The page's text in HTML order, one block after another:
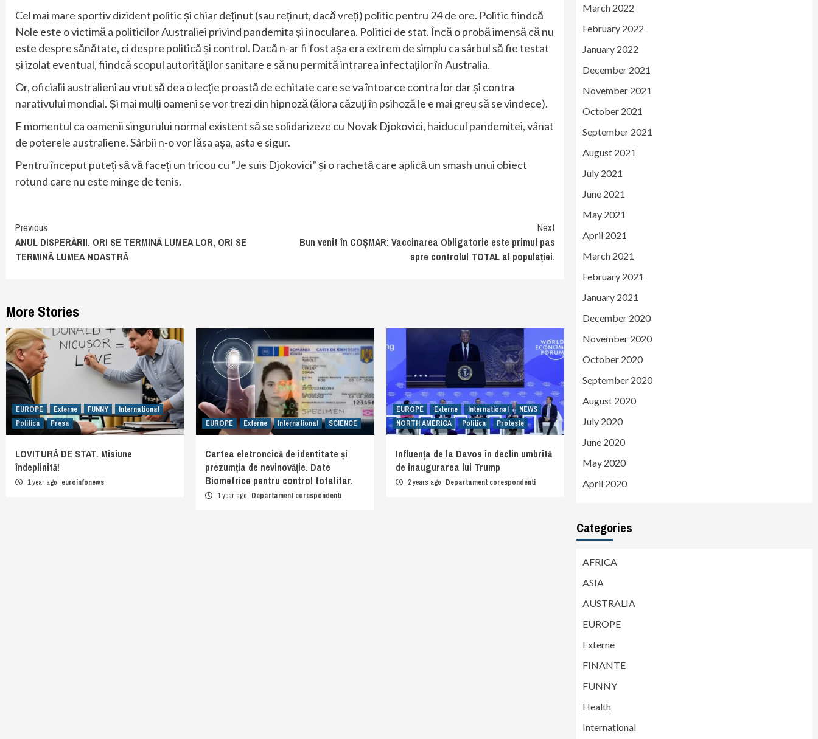
Cel mai mare sportiv dizident politic și chiar deținut (sau reținut, dacă vreți) politic pentru 24 de ore. Politic fiindcă
Nole este o victimă a politicilor Australiei privind pandemita și inocularea. Politici de stat. Încă o probă imensă că nu
este despre sănătate, ci despre politică și control. Dacă n-ar fi fost așa era extrem de simplu ca sârbul să fie testat
și izolat eventual, fiindcă scopul autorităților sanitare e să nu permită intrarea infectaților în Australia.
Or, oficialii australieni au vrut să dea o lecție proastă de echitate care se va întoarce contra lor dar și contra
narativului mondial. Și mai mulți oameni se vor trezi din hipnoză (ălora căzuți în psihoză le e mai greu să se vindece).
E momentul ca oamenii singurului normal existent să se solidarizeze cu Novak Djokovici, haiducul pandemitei, vânat
de poterele australiene. Sârbii n-o vor lăsa așa, asta e sigur.
Pentru început puteți să vă faceți un tricou cu ”Je suis Djokovici” și o rachetă care aplică un smash unui obiect
rotund care nu este minge de tenis.
Continue
Reading
Previous
ANUL DISPERĂRII. ORI SE TERMINĂ LUMEA LOR, ORI SE
TERMINĂ LUMEA NOASTRĂ
Next
Bun venit în COȘMAR: Vaccinarea Obligatorie este primul pas
spre controlul TOTAL al populației.
More Stories
EUROPE Externe FUNNY
International
Politica
Presa
LOVITURĂ DE STAT. Misiune
îndeplinită!
1 year ago euroinfonews
EUROPE Externe International SCIENCE
Cartea eletroncică de identitate și
prezumția de nevinovăție. Date
Biometrice pentru control totalitar.
1 year ago Departament corespondenti
EUROPE Externe International
NEWS
NORTH AMERICA
Politica Proteste
Influența de la Davos în declin umbrită
de inaugurarea lui Trump
2 years ago Departament corespondenti
March 2022
February 2022
January 2022
December 2021
November 2021
October 2021
September 2021
August 2021
July 2021
June 2021
May 2021
April 2021
March 2021
February 2021
January 2021
December 2020
November 2020
October 2020
September 2020
August 2020
July 2020
June 2020
May 2020
April 2020
Categories
AFRICA
ASIA
AUSTRALIA
EUROPE
Externe
FINANTE
FUNNY
Health
International